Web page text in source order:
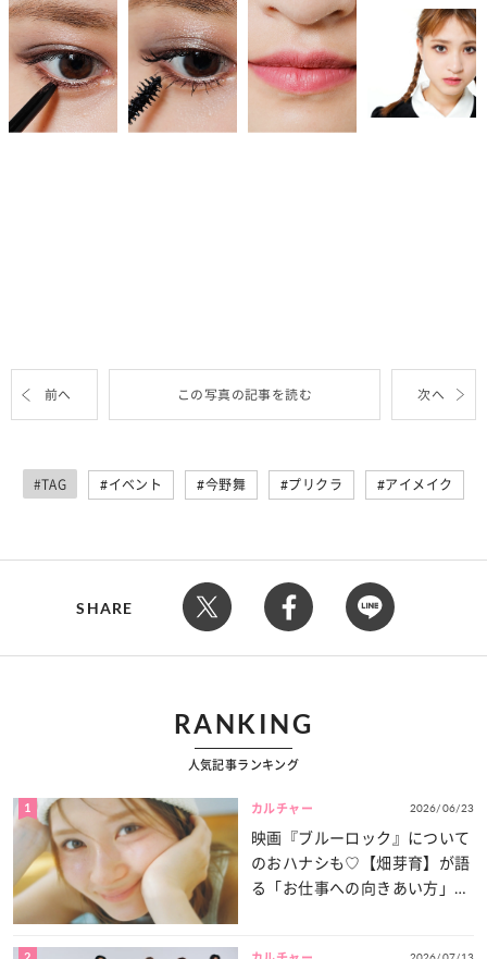
前へ この写真の記事を読む 次へ
#TAG イベント 今野舞 プリクラ アイメイク
SHARE
RANKING
人気記事ランキング
1 カルチャー 2026/06/23
映画『ブルーロック』について
のおハナシも♡【畑芽育】が語
る「お仕事への向きあい方」と